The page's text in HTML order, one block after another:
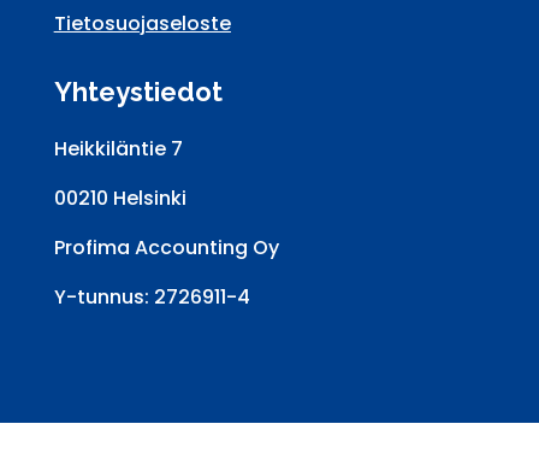
Tietosuojaseloste
Yhteystiedot
Heikkiläntie 7
00210 Helsinki
Profima Accounting Oy
Y-tunnus: 2726911-4